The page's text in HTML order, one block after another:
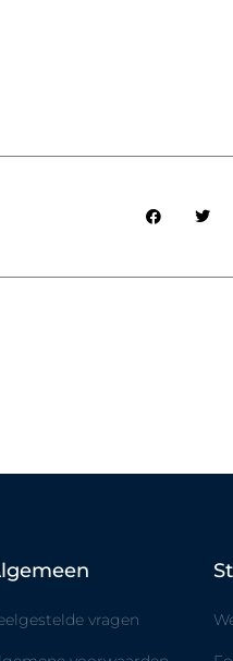
vragen